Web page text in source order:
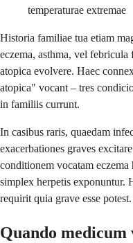
temperaturae extremae
Historia familiae tua etiam
eczema, asthma, vel
atopica evolvere. Haec
atopica" vocant – tres
in familiis currunt.
In casibus raris, quaedam
exacerbationes graves
conditionem vocatam
simplex herpetis exponuntur.
requirit quia grave esse potest.
Quando